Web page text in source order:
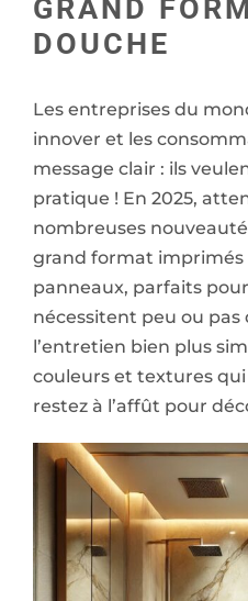
GRAND
DOUCHE
Les entreprises du
innover et les
message clair : ils
pratique ! En 2025,
nombreuses
grand format imprimés
panneaux, parfaits pour
nécessitent peu ou
l’entretien bien plus
couleurs et textures
restez à l’affût pour